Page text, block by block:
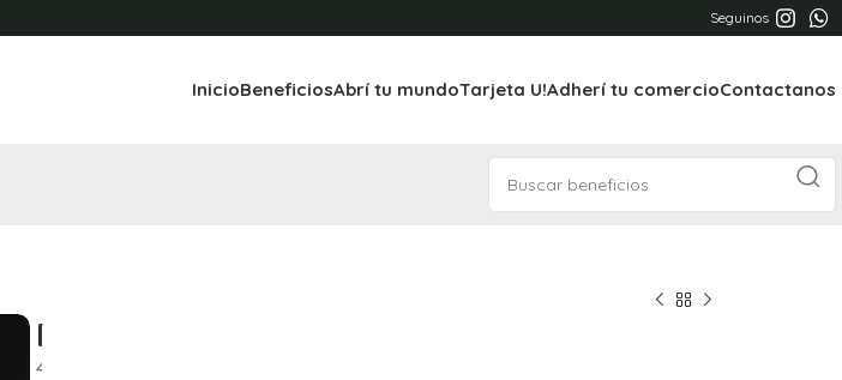
Seguinos
InicioBeneficiosAbrí tu mundoTarjeta U!Adherí tu comercioContactanos
Peak Burgers
4×3